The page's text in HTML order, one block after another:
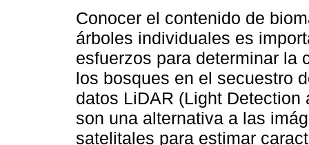
Conocer el contenido de
árboles individuales es
esfuerzos para determinar la
los bosques en el secuestro
datos LiDAR (Light Detection
son una alternativa a las
satelitales para estimar